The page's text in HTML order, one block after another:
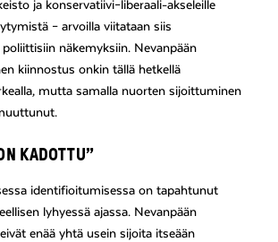
ja konservatiivi–liberaali-akseleille
– arvoilla viitataan siis
näkemyksiin. Nevanpään
kiinnostus onkin tällä hetkellä
mutta samalla nuorten sijoittuminen
KADOTTU”
identifioitumisessa on tapahtunut
lyhyessä ajassa. Nevanpään
enää yhtä usein sijoita itseään